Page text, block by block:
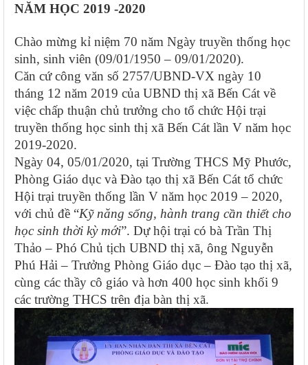
NĂM HỌC 2019 -2020
Chào mừng kỉ niệm 70 năm Ngày truyền thống học
sinh, sinh viên (09/01/1950 – 09/01/2020).
Căn cứ công văn số 2757/UBND-VX ngày 10
tháng 12 năm 2019 của UBND thị xã Bến Cát về
việc chấp thuận chủ trưởng cho tổ chức Hội trại
truyền thống học sinh thị xã Bến Cát lần V năm học
2019-2020.
Ngày 04, 05/01/2020, tại Trường THCS Mỹ Phước,
Phòng Giáo dục và Đào tạo thị xã Bến Cát tổ chức
Hội trại truyền thống lần V năm học 2019 – 2020,
với chủ đề “Kỹ năng sống, hành trang cần thiết cho
học sinh thời kỳ mới”. Dự hội trại có bà Trần Thị
Thảo – Phó Chủ tịch UBND thị xã, ông Nguyễn
Phú Hải – Trưởng Phòng Giáo dục – Đào tạo thị xã,
cùng các thầy cô giáo và hơn 400 học sinh khối 9
các trường THCS trên địa bàn thị xã.